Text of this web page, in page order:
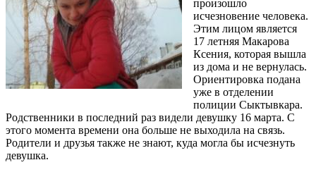
произошло
исчезновение человека.
Этим лицом является
17 летняя Макарова
Ксения, которая вышла
из дома и не вернулась.
Ориентировка подана
уже в отделении
полиции Сыктывкара.
Родственники в последний раз видели девушку 16 марта. С
этого момента времени она больше не выходила на связь.
Родители и друзья также не знают, куда могла бы исчезнуть
девушка.